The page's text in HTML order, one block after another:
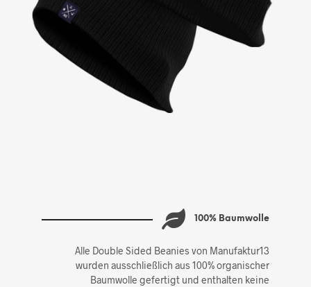
100% Baumwolle
Alle Double Sided Beanies von Manufaktur13
wurden ausschließlich aus 100% organischer
Baumwolle gefertigt und enthalten keine